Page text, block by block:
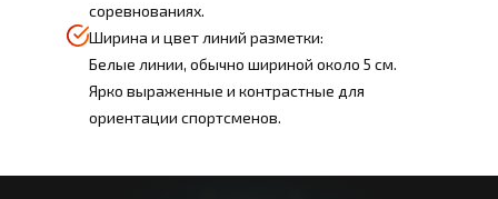
соревнованиях.
Ширина и цвет линий разметки:
Белые линии, обычно шириной около 5 см.
Ярко выраженные и контрастные для
ориентации спортсменов.